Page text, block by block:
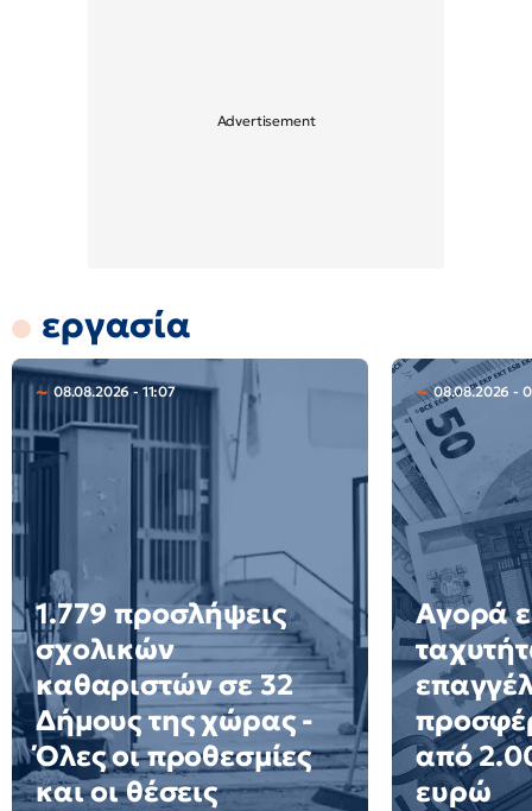
εργασία
08.08.2026 - 11:07
1.779 προσλήψεις
σχολικών
καθαριστών σε 32
Δήμους της χώρας -
Όλες οι προθεσμίες
και οι θέσεις
08.08.2026 -
Αγορά
από
ευρώ